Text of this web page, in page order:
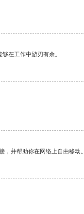
在工作中游刃有余。
并帮助你在网络上自由移动。